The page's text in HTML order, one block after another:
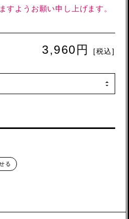
すようお願い申し上げます。
3,960円 [税込]
る